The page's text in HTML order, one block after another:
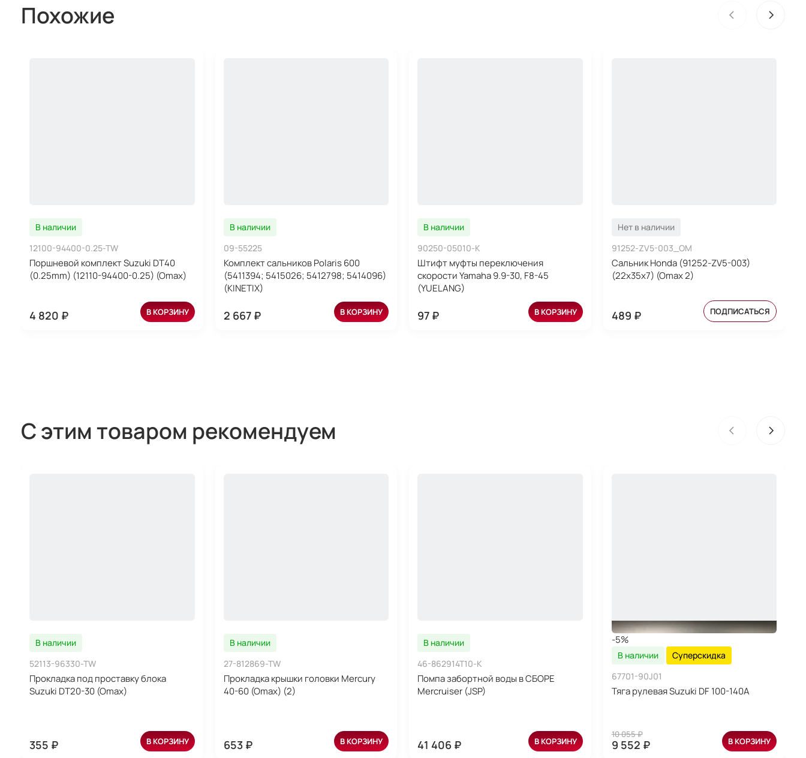
Похожие
В наличии
12100-94400-0.25-TW
Поршневой комплект Suzuki DT40
(0.25mm) (12110-94400-0.25) (Omax)
4 820 ₽ В КОРЗИНУ
В наличии
09-55225
Комплект сальников Polaris 600
(5411394; 5415026; 5412798; 5414096)
(KINETIX)
2 667 ₽ В КОРЗИНУ
В наличии
90250-05010-K
Штифт муфты переключения
скорости Yamaha 9.9-30, F8-45
(YUELANG)
97 ₽ В КОРЗИНУ
Нет в наличии
91252-ZV5-003_OM
Сальник Honda (91252-ZV5-003)
(22x35x7) (Omax 2)
489 ₽ ПОДПИСАТЬСЯ
С этим товаром рекомендуем
В наличии
52113-96330-TW
Прокладка под проставку блока
Suzuki DT20-30 (Omax)
355 ₽ В КОРЗИНУ
В наличии
27-812869-TW
Прокладка крышки головки Mercury
40-60 (Omax) (2)
653 ₽ В КОРЗИНУ
В наличии
46-862914T10-K
Помпа забортной воды в СБОРЕ
Mercruiser (JSP)
41 406 ₽ В КОРЗИНУ
-5%
В наличии
Суперскидка
67701-90J01
Тяга рулевая Suzuki DF 100-140A
10 055 ₽
9 552 ₽ В КОРЗИНУ